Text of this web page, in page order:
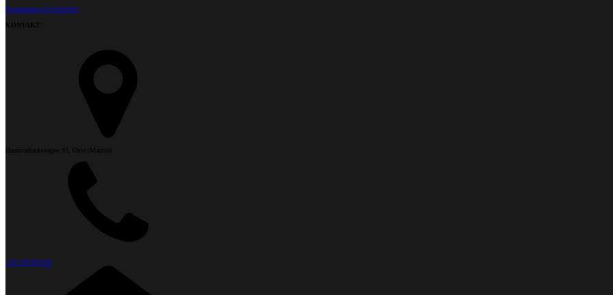
Prenumerera på nyhetsbrev
KONTAKT
Hammarbacksvägen 93, Oxie (Malmö)
+46 708 843240